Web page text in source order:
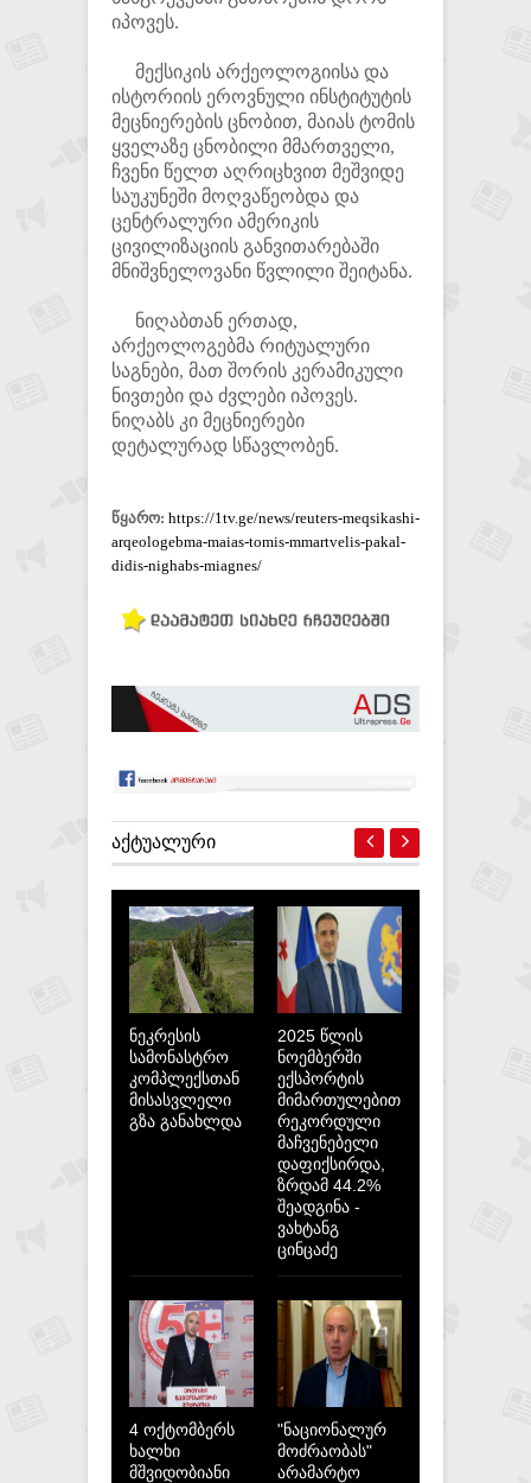
იპოვეს.
მექსიკის არქეოლოგიისა და
ისტორიის ეროვნული ინსტიტუტის
მეცნიერების ცნობით, მაიას ტომის
ყველაზე ცნობილი მმართველი,
ჩვენი წელთ აღრიცხვით მეშვიდე
საუკუნეში მოღვაწეობდა და
ცენტრალური ამერიკის
ცივილიზაციის განვითარებაში
მნიშვნელოვანი წვლილი შეიტანა.
ნიღაბთან ერთად,
არქეოლოგებმა რიტუალური
საგნები, მათ შორის კერამიკული
ნივთები და ძვლები იპოვეს.
ნიღაბს კი მეცნიერები
დეტალურად სწავლობენ.
წყარო: https://1tv.ge/news/reuters-meqsikashi-
arqeologebma-maias-tomis-mmartvelis-pakal-
didis-nighabs-miagnes/
ᲐᲥᲢᲣᲐᲚᲣᲠᲘ
ნეკრესის
სამონასტრო
კომპლექსთან
მისასვლელი
გზა განახლდა
2025 წლის
ნოემბერში
ექსპორტის
მიმართულებით
რეკორდული
მაჩვენებელი
დაფიქსირდა,
ზრდამ 44.2%
შეადგინა -
ვახტანგ
ცინცაძე
4 ოქტომბერს
ხალხი
მშვიდობიანი
"ნაციონალურ
მოძრაობას"
არამარტო